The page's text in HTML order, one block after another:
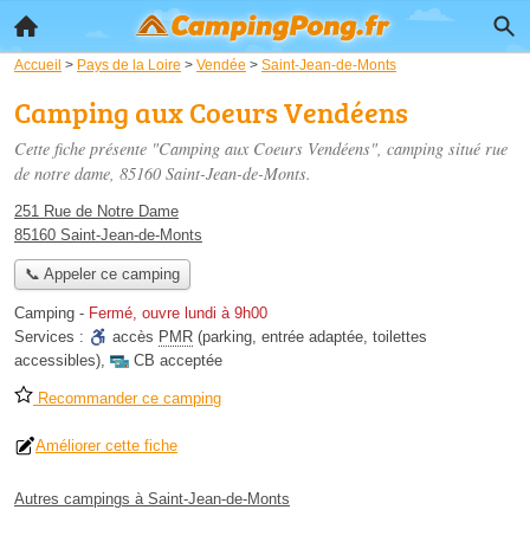
Accueil > Pays de la Loire > Vendée > Saint-Jean-de-Monts
Camping aux Coeurs Vendéens
Cette fiche présente "Camping aux Coeurs Vendéens", camping situé rue
de notre dame, 85160 Saint-Jean-de-Monts.
251 Rue de Notre Dame
85160 Saint-Jean-de-Monts
📞 Appeler ce camping
Camping - Fermé, ouvre lundi à 9h00
Services :
accès PMR (parking, entrée adaptée, toilettes
accessibles), CB acceptée
Recommander ce camping
Améliorer cette fiche
Autres campings à Saint-Jean-de-Monts